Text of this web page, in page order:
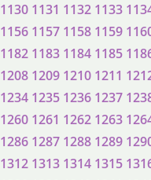
1130 1131 1132 1133
1156 1157 1158 1159
1182 1183 1184 1185
1208 1209 1210 1211
1234 1235 1236 1237
1260 1261 1262 1263
1286 1287 1288 1289
1312 1313 1314 1315